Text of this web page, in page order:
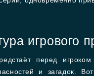
игрового
перед игроком
и загадок.